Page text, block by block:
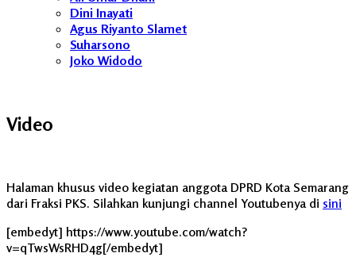
Dini Inayati
Agus Riyanto Slamet
Suharsono
Joko Widodo
Video
Halaman khusus video kegiatan anggota DPRD Kota Semarang
dari Fraksi PKS. Silahkan kunjungi channel Youtubenya di sini
[embedyt] https://www.youtube.com/watch?
v=qTwsWsRHD4g[/embedyt]